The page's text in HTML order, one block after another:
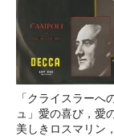
「クライスラーへ
ュ」愛の喜び，愛
美しきロスマリン